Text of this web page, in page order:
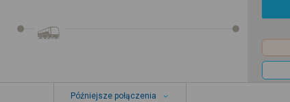
Późniejsze połączenia